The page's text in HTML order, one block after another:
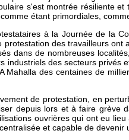
s'est montrée résiliente
étant primordiales,
à la Journée de la
des travailleurs
dans de nombreuses
industriels des secteurs
Mahalla des centaines de
de protestation, en
depuis lors et à faire
ouvrières qui ont eu
et capable de